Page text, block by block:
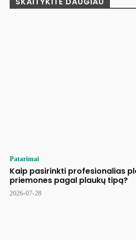
Patarimai
Kaip pasirinkti profesionalias
priemones pagal plaukų tipą?
2026-07-28